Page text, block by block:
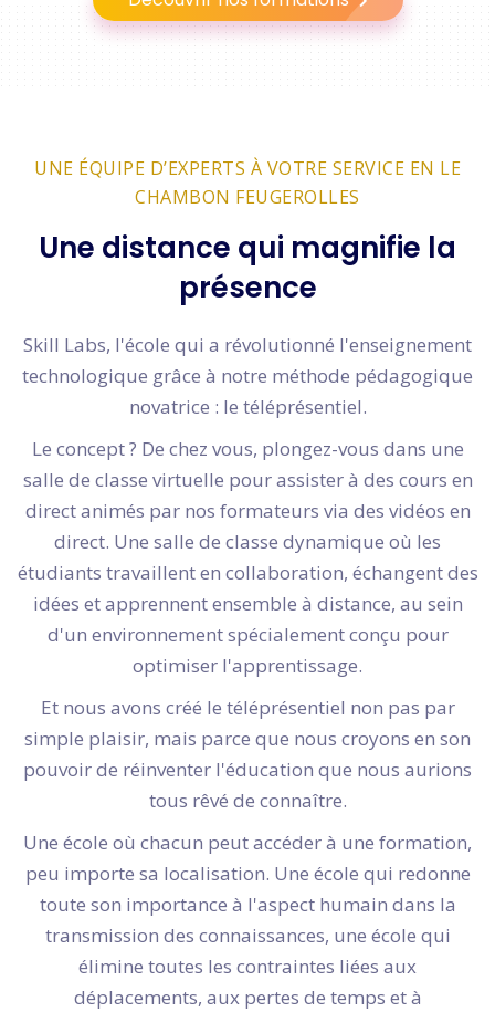
UNE ÉQUIPE D’EXPERTS À VOTRE SERVICE EN LE
CHAMBON FEUGEROLLES
Une distance qui magnifie la
présence
Skill Labs, l'école qui a révolutionné l'enseignement
technologique grâce à notre méthode pédagogique
novatrice : le téléprésentiel.
Le concept ? De chez vous, plongez-vous dans une
salle de classe virtuelle pour assister à des cours en
direct animés par nos formateurs via des vidéos en
direct. Une salle de classe dynamique où les
étudiants travaillent en collaboration, échangent des
idées et apprennent ensemble à distance, au sein
d'un environnement spécialement conçu pour
optimiser l'apprentissage.
Et nous avons créé le téléprésentiel non pas par
simple plaisir, mais parce que nous croyons en son
pouvoir de réinventer l'éducation que nous aurions
tous rêvé de connaître.
Une école où chacun peut accéder à une formation,
peu importe sa localisation. Une école qui redonne
toute son importance à l'aspect humain dans la
transmission des connaissances, une école qui
élimine toutes les contraintes liées aux
déplacements, aux pertes de temps et à